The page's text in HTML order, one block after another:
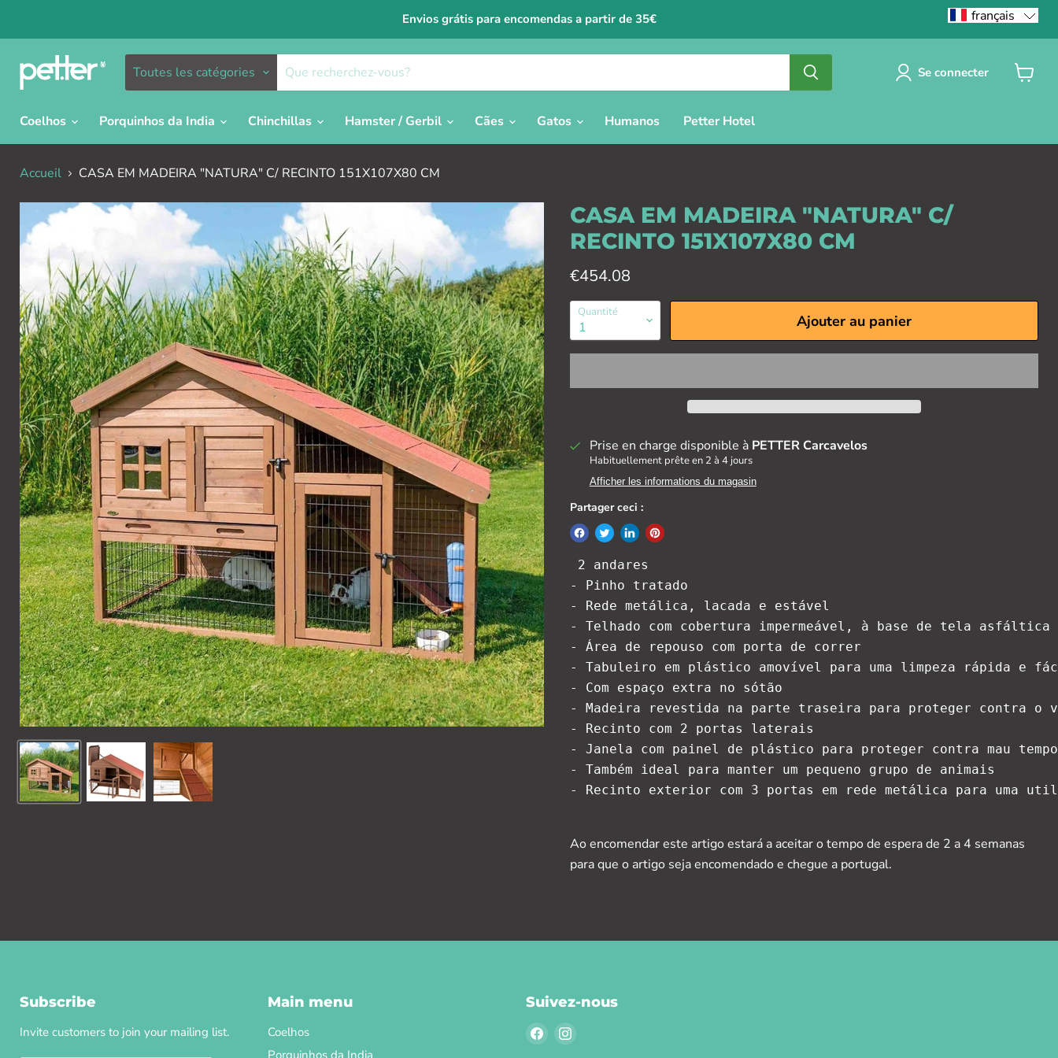
Envios grátis para encomendas a partir de 35€
Toutes les catégories Se connecter
Coelhos Porquinhos da India Chinchillas Hamster / Gerbil Cães Gatos Humanos Petter Hotel
Accueil CASA EM MADEIRA "NATURA" C/ RECINTO 151X107X80 CM
CASA EM MADEIRA "NATURA" C/
RECINTO 151X107X80 CM
Prix actuel
€454.08
Quantité Ajouter au panier
Prise en charge disponible à PETTER Carcavelos
Habituellement prête en 2 à 4 jours
Afficher les informations du magasin
Partager ceci :
2 andares
- Pinho tratado
- Rede metálica, lacada e estável
- Telhado com cobertura impermeável, à base de tela asfáltica
- Área de repouso com porta de correr
- Tabuleiro em plástico amovível para uma limpeza rápida e
- Com espaço extra no sótão
- Madeira revestida na parte traseira para proteger contra o
- Recinto com 2 portas laterais
- Janela com painel de plástico para proteger contra mau tempo
- Também ideal para manter um pequeno grupo de animais
- Recinto exterior com 3 portas em rede metálica para uma
Ao encomendar este artigo estará a aceitar o tempo de espera de 2 a 4 semanas
para que o artigo seja encomendado e chegue a portugal.
Subscribe
Invite customers to join your mailing list.
Main menu
Coelhos
Porquinhos da India
Suivez-nous
Trouvez-
français